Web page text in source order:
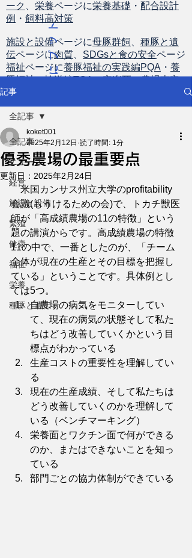
ーク
栄養ページに栄養基礎 ・ 配合設計
例 ・ 飼料高対策
施設と設備ページに母豚群飼
種豚と遺
伝ページに肉質 SDGsと食の安全ページ
福祉ページに養豚福祉の実践編PQA ・ 養
豚福祉の輸送編TQA・安楽死・農場査定
ト
ッ
プ
に
記事
全記事
ニュース
経営
施設と設備
繁殖
健康
福祉
栄養
種豚と遺伝
全記事
優秀農場の最重要点
koket001
2025年2月12日 読了時間: 1分
更新日： 2025年2月24日
米国カンサス州立大学のprofitability
会議(もうけるための会)で、トカチ獣医
師が「高成績農場の11の特徴」という
題の講演からです。高成績農場の特徴
11の中で、一番としたのが、「チーム
全体が現在の生産とその目標を把握し
ている」ということです。具体例とし
ては5つ。
自農場の病気をモニターしてい
て、現在の病気の状態そして私た
ちはどう改善していくかという目
標点がわかっている
生産コストの重要性を理解してい
る
現在の生産成績、そして私たちは
どう改善していくのかを理解して
いる（ベンチマーキング）
栄養面とワクチン面で何ができる
のか、またはできないことを知っ
ている
部門ごとの協力体制ができている